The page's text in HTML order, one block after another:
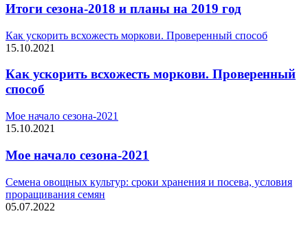
Итоги сезона-2018 и планы на 2019 год
Как ускорить всхожесть моркови. Проверенный способ
15.10.2021
Как ускорить всхожесть моркови. Проверенный
способ
Мое начало сезона-2021
15.10.2021
Мое начало сезона-2021
Семена овощных культур: сроки хранения и посева, условия
проращивания семян
05.07.2022